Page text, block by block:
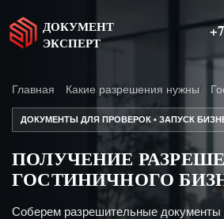
ДОКУМЕНТ
ЭКСПЕРТ
Главная Какие разрешения нужны
ДОКУМЕНТЫ ДЛЯ ПРОВЕРОК • ЗАПУСК
ПОЛУЧЕНИЕ
ГОСТИНИЧНОГО
Соберем разрешительные документы